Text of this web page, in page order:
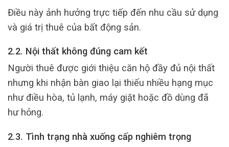
Điều này ảnh hưởng trực tiếp đến nhu cầu sử dụng
và giá trị thuê của bất động sản.
2.2. Nội thất không đúng cam kết
Người thuê được giới thiệu căn hộ đầy đủ nội thất
nhưng khi nhận bàn giao lại thiếu nhiều hạng mục
như điều hòa, tủ lạnh, máy giặt hoặc đồ dùng đã
hư hỏng.
2.3. Tình trạng nhà xuống cấp nghiêm trọng